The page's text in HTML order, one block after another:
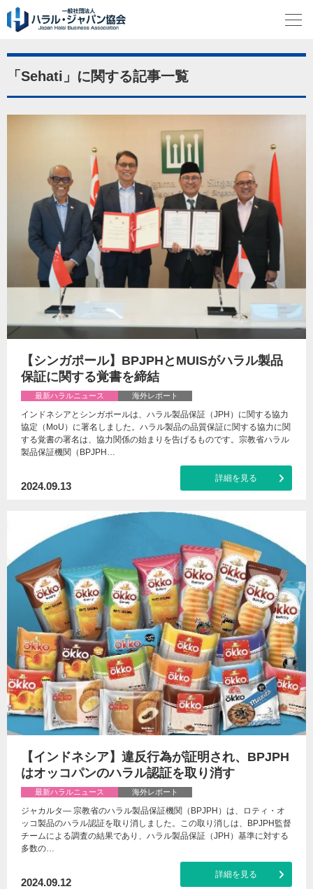
「Sehati」に関する記事一覧
【シンガポール】BPJPHとMUISがハラル製品
保証に関する覚書を締結
最新ハラルニュース 海外レポート
インドネシアとシンガポールは、ハラル製品保証（JPH）に関する協力
協定（MoU）に署名しました。ハラル製品の品質保証に関する協力に関
する覚書の署名は、協力関係の始まりを告げるものです。宗教省ハラル
製品保証機関（BPJPH…
2024.09.13
詳細を見る
【インドネシア】違反行為が証明され、BPJPH
はオッコパンのハラル認証を取り消す
最新ハラルニュース 海外レポート
ジャカルタ— 宗教省のハラル製品保証機関（BPJPH）は、ロティ・オ
ッコ製品のハラル認証を取り消しました。この取り消しは、BPJPH監督
チームによる調査の結果であり、ハラル製品保証（JPH）基準に対する
多数の…
2024.09.12
詳細を見る